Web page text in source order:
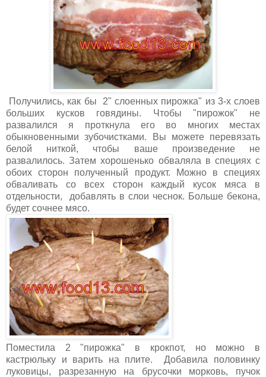
Получились, как бы 2" слоенных пирожка" из 3-х слоев
больших кусков говядины. Чтобы "пирожок" не
развалился я проткнула его во многих местах
обыкновенными зубочистками. Вы можете перевязать
белой ниткой, чтобы ваше произведение не
развалилось. Затем хорошенько обваляла в специях с
обоих сторон полученный продукт. Можно в специях
обваливать со всех сторон каждый кусок мяса в
отдельности, добавлять в слои чеснок. Больше бекона,
будет сочнее мясо.
Поместила 2 "пирожка" в крокпот, но можно в
кастрюльку и варить на плите. Добавила половинку
луковицы, разрезанную на брусочки морковь, пучок